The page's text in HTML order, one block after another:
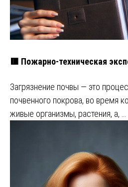
🟥 Пожарно-техническая
Загрязнение почвы ― это
почвенного покрова, во время
живые организмы, растения, а, …